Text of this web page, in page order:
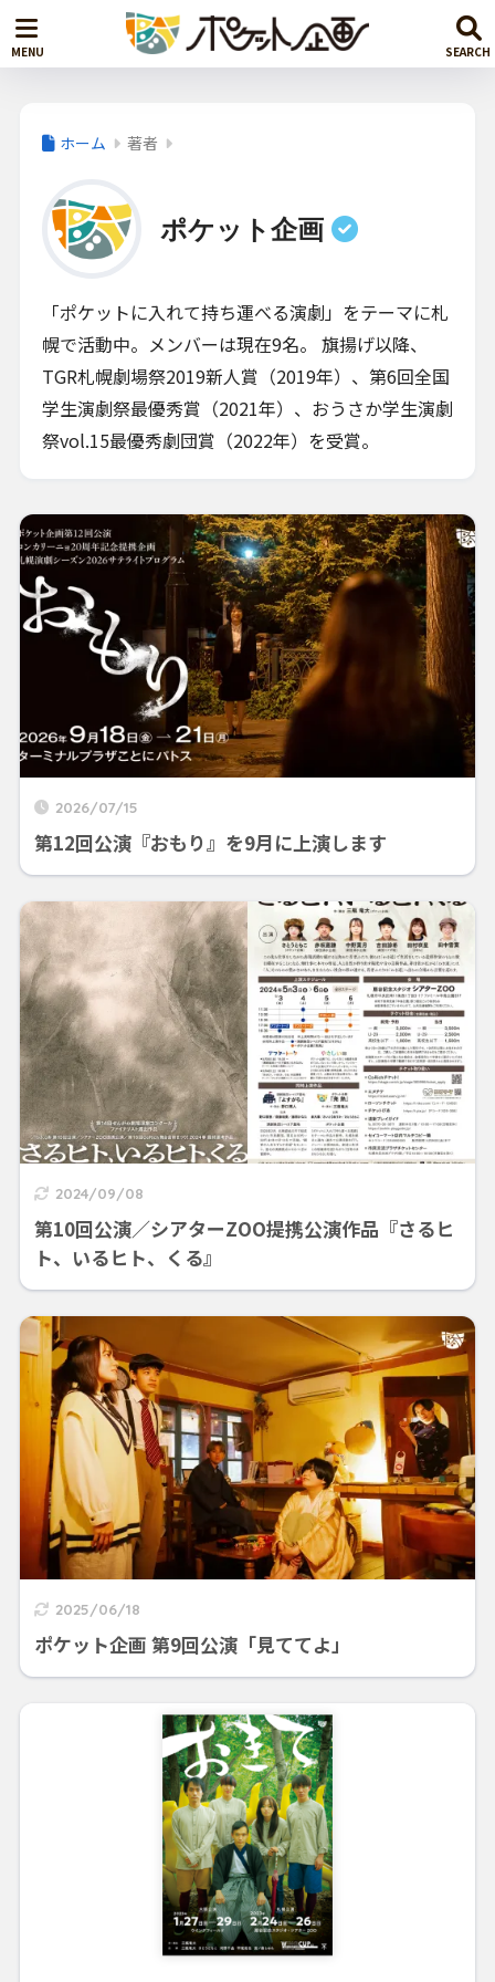
ホーム 著者
ポケット企画
「ポケットに入れて持ち運べる演劇」をテーマに札
幌で活動中。メンバーは現在9名。 旗揚げ以降、
TGR札幌劇場祭2019新人賞（2019年）、第6回全国
学生演劇祭最優秀賞（2021年）、おうさか学生演劇
祭vol.15最優秀劇団賞（2022年）を受賞。
2026/07/15
第12回公演『おもり』を9月に上演します
2024/09/08
第10回公演／シアターZOO提携公演作品『さるヒ
ト、いるヒト、くる』
2025/06/18
ポケット企画 第9回公演「見ててよ」